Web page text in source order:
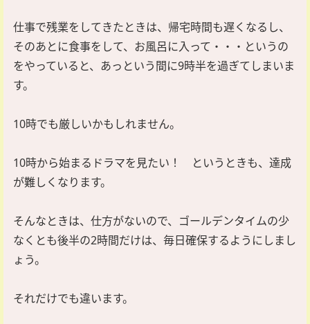
仕事で残業をしてきたときは、帰宅時間も遅くなるし、
そのあとに食事をして、お風呂に入って・・・というの
をやっていると、あっという間に9時半を過ぎてしまいま
す。
10時でも厳しいかもしれません。
10時から始まるドラマを見たい！ というときも、達成
が難しくなります。
そんなときは、仕方がないので、ゴールデンタイムの少
なくとも後半の2時間だけは、毎日確保するようにしまし
ょう。
それだけでも違います。